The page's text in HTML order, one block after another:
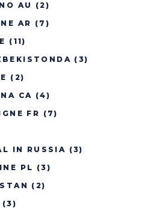
AU
(2)
AR (7)
(11)
(3)
(2)
CA (4)
FR (7)
IN RUSSIA (3)
PL
(3)
(2)
(3)